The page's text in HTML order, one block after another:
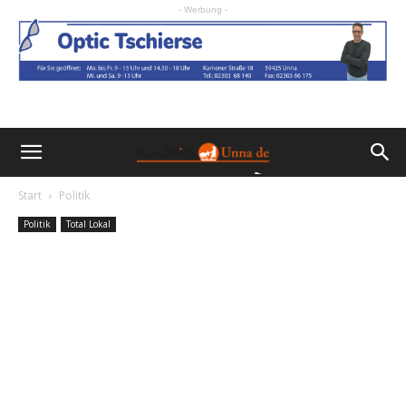
- Werbung -
Start Politik
Politik Total Lokal